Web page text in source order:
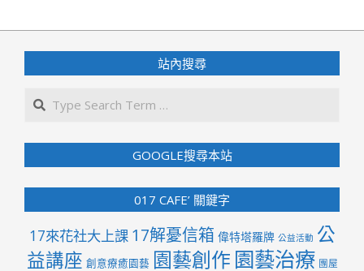
09-
20
站內搜尋
GOOGLE搜尋本站
017 CAFE’ 關鍵字
17來花社大上課 17解憂信箱 偉特塔羅牌 公益活動 公
益講座 創意療癒園藝 園藝創作 園藝治療 團屋